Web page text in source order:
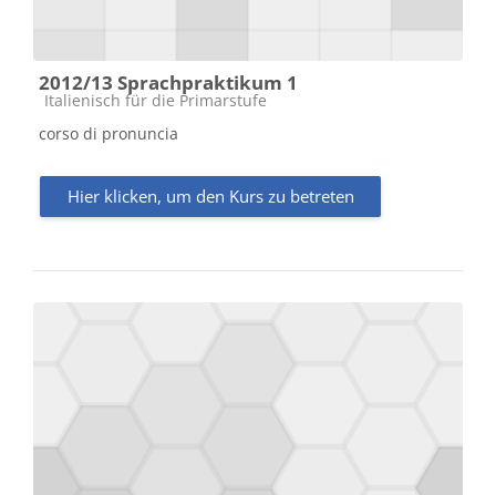
2012/13 Sprachpraktikum 1
Kursbereich
Italienisch für die Primarstufe
corso di pronuncia
Hier klicken, um den Kurs zu betreten